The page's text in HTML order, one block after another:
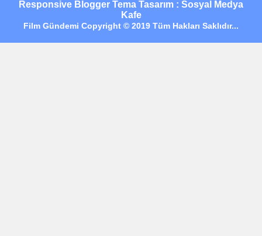
Responsive Blogger Tema Tasarım : Sosyal Medya
Kafe
Film Gündemi Copyright © 2019 Tüm Hakları Saklıdır...